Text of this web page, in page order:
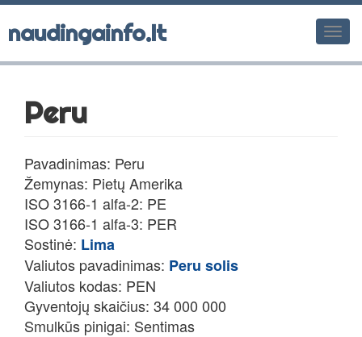
naudingainfo.lt
Peru
Pavadinimas: Peru
Žemynas: Pietų Amerika
ISO 3166-1 alfa-2: PE
ISO 3166-1 alfa-3: PER
Sostinė: Lima
Valiutos pavadinimas: Peru solis
Valiutos kodas: PEN
Gyventojų skaičius: 34 000 000
Smulkūs pinigai: Sentimas